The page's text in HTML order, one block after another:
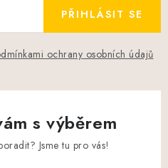
ochrany osobních údajů
PŘIHLÁSIT SE
s výběrem
Jsme tu pro vás!